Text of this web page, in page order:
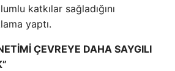
katkılar sağladığını
yaptı.
ÇEVREYE DAHA SAYGILI